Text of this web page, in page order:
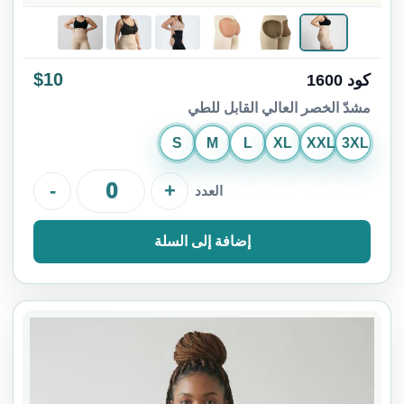
كود 1600 $10
مشدّ الخصر العالي القابل للطي
S M L XL XXL 3XL
العدد - +
إضافة إلى السلة